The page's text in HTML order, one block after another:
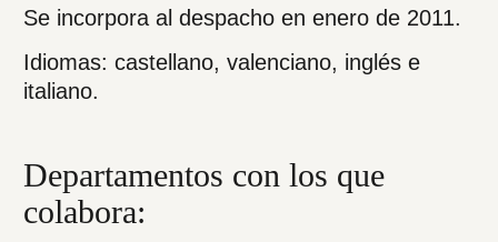
Se incorpora al despacho en enero de 2011.
Idiomas: castellano, valenciano, inglés e
italiano.
Departamentos con los que
colabora: